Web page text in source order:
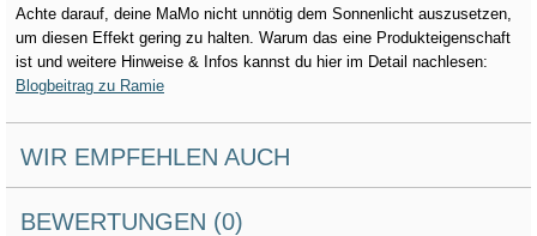
Achte darauf, deine MaMo nicht unnötig dem Sonnenlicht auszusetzen,
um diesen Effekt gering zu halten. Warum das eine Produkteigenschaft
ist und weitere Hinweise & Infos kannst du hier im Detail nachlesen:
Blogbeitrag zu Ramie
WIR EMPFEHLEN AUCH
BEWERTUNGEN (0)